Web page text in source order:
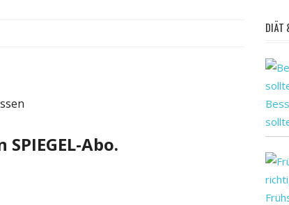
Abo.
DIÄT